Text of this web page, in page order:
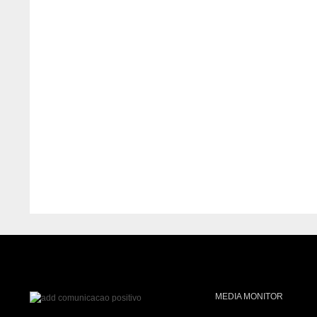
MEDIA MONITOR